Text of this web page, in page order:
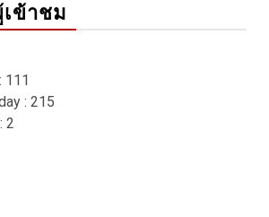
ข้าชม
111
: 215
2